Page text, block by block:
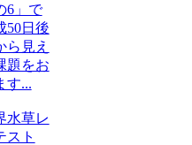
6」で
50日後
ら見え
題をお
す...
水草レ
スト